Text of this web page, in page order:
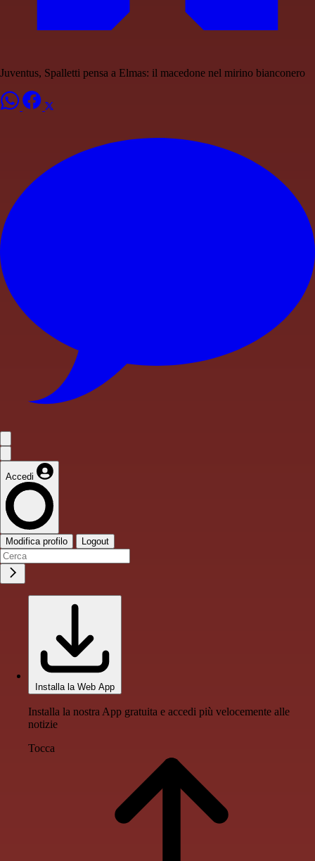
Juventus, Spalletti pensa a Elmas: il macedone nel mirino bianconero
Accedi
Modifica profilo Logout
Installa la Web App
Installa la nostra App gratuita e accedi più velocemente alle
notizie
Tocca